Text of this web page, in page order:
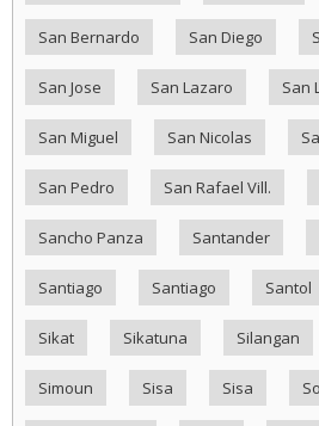
San Bernardo San Diego
San Jose San Lazaro San
San Miguel San Nicolas
San Pedro San Rafael Vill.
Sancho Panza Santander
Santiago Santiago Santol
Sikat Sikatuna Silangan
Simoun Sisa Sisa